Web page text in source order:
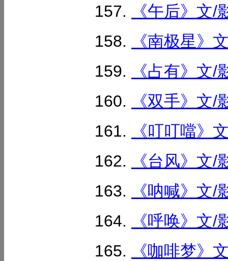
《午后》文
《南极星》
《占有》文
《双手》文
《叮叮噹》
《台风》文
《呐喊》文
《呼唤》文
《咖啡梦》